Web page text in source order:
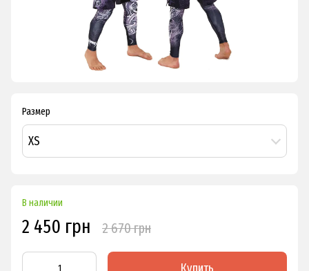
Размер
XS
В наличии
2 450 грн 2 670 грн